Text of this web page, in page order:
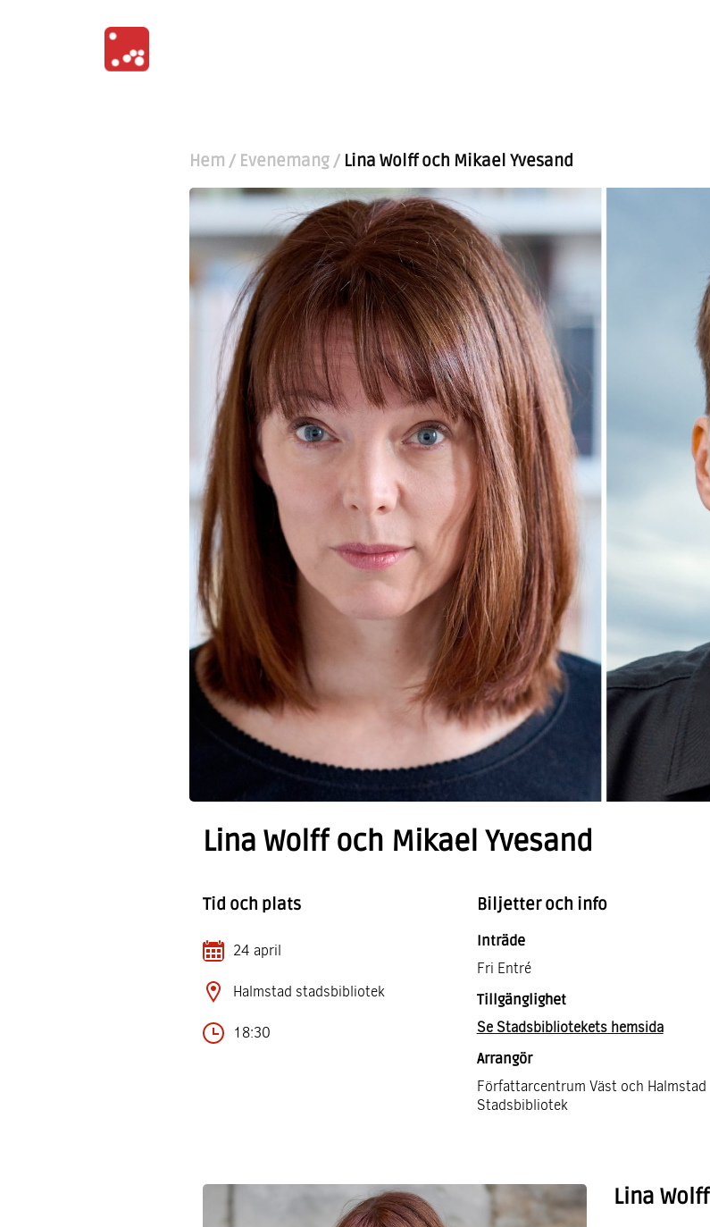
Hem / Evenemang/ Lina Wolff och Mikael Yvesand
Lina Wolff och Mikael Yvesand
Tid och plats
24 april
Halmstad stadsbibliotek
18:30
Biljetter och info
Inträde
Fri Entré
Tillgänglighet
Se Stadsbibliotekets hemsida
Arrangör
Författarcentrum Väst och Halmstad
Stadsbibliotek
Lina Wolff